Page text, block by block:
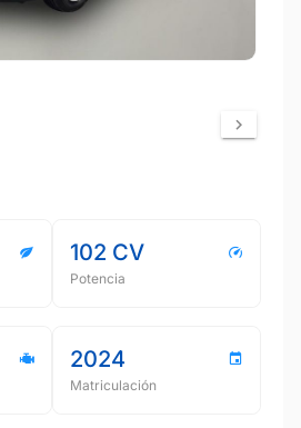
102 CV
Potencia
2024
Matriculación